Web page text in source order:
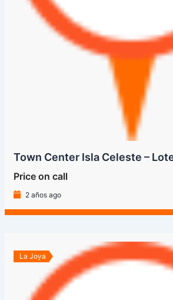
Town Center Isla Celeste –
Price on call
2 años ago
La Joya